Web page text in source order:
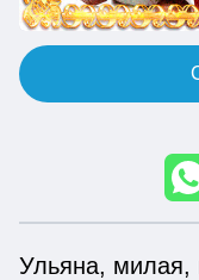
Ульяна, милая,